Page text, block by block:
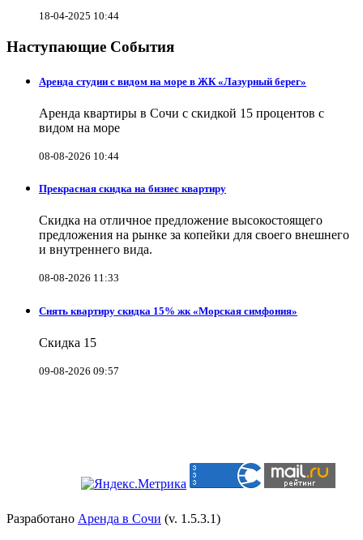
18-04-2025 10:44
Наступающие События
Аренда студии с видом на море в ЖК «Лазурный берег»
Аренда квартиры в Сочи с скидкой 15 процентов с
видом на море
08-08-2026 10:44
Прекрасная скидка на бизнес квартиру
Скидка на отличное предложение высокостоящего
предложения на рынке за копейки для своего внешнего
и внутреннего вида.
08-08-2026 11:33
Снять квартиру скидка 15% жк «Морская симфония»
Скидка 15
09-08-2026 09:57
Разработано Аренда в Сочи (v. 1.5.3.1)